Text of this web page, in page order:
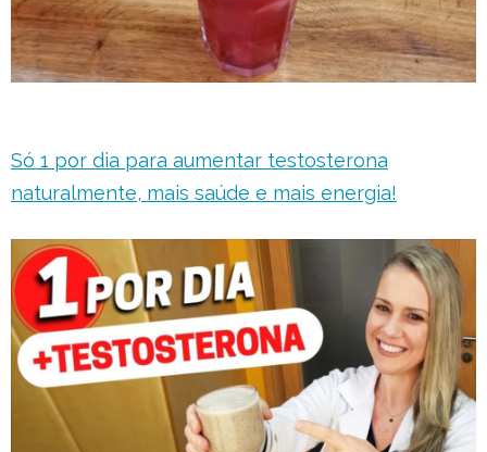
Só 1 por dia para aumentar testosterona
naturalmente, mais saúde e mais energia!